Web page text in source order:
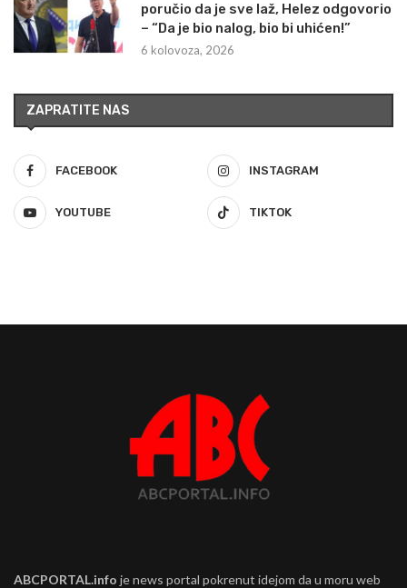
poručio da je sve laž, Helez odgovorio
– “Da je bio nalog, bio bi uhićen!”
6 kolovoza, 2026
ZAPRATITE NAS
FACEBOOK INSTAGRAM
YOUTUBE TIKTOK
ABCPORTAL.info je news portal pokrenut idejom da u moru web